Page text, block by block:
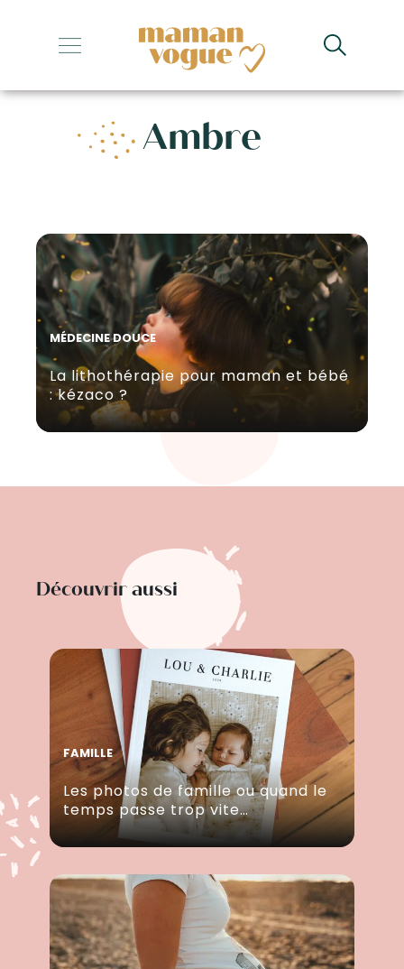
+
+
+
+
Ambre
MÉDECINE DOUCE
La lithothérapie pour maman et bébé
: kézaco ?
Découvrir aussi
FAMILLE
Les photos de famille ou quand le
temps passe trop vite…